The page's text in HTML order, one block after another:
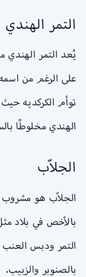
التمر الهندي
يُعد التمر الهندي
على الرغم من
توأم الكركديه
الهندي مخلوطًا
الجلاّب
الجلاّب هو
بالأخص في بلاد
التمر ودبس العنب
بالصنوبر والزبيب.